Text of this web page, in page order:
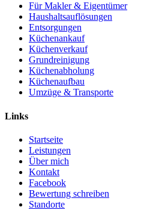
Für Makler & Eigentümer
Haushaltsauflösungen
Entsorgungen
Küchenankauf
Küchenverkauf
Grundreinigung
Küchenabholung
Küchenaufbau
Umzüge & Transporte
Links
Startseite
Leistungen
Über mich
Kontakt
Facebook
Bewertung schreiben
Standorte